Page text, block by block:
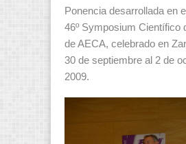
Ponencia desarrollada en
46º Symposium Científico
de AECA, celebrado en
30 de septiembre al 2 de
2009.